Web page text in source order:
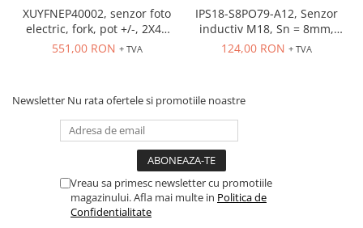
Cleme sir
Accesorii cleme
Cleme 6mm
Convertor semnal si adaptor
Cutie distributie
Lichidare stoc
XUYFNEP40002, senzor foto
electric, fork, pot +/-, 2X42
mm, 12...24 VDC, M8
551,00 RON + TVA
IPS18-S8PO79-A12, Senzor
inductiv M18, Sn = 8mm,
ecranat, PNP NO, 10-30
124,00 RON + TVA
Newsletter Nu rata ofertele si promotiile noastre
Vreau sa primesc newsletter cu promotiile
magazinului. Afla mai multe in Politica de
Confidentialitate